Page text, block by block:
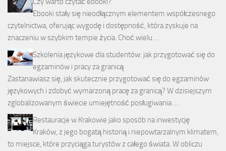
Ebooki stały się nieodłącznym elementem współczesnego
czytelnictwa, oferując wygodę i dostępność, która zyskuje na
znaczeniu w szybkim tempie życia. Choć wielu …
Szkolenia językowe dla studentów: jak przygotować się do
egzaminów i pracy za granicą
Zastanawiasz się, jak skutecznie przygotować się do egzaminów
językowych i zdobyć wymarzoną pracę za granicą? W dzisiejszym
zglobalizowanym świecie umiejętność posługiwania …
Restauracje w Krakowie jako sposób na inwestycję
Kraków, z jego bogatą historią i niepowtarzalnym klimatem,
to miejsce, które przyciąga turystów z całego świata. W obliczu